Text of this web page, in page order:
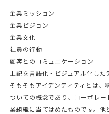
企業ミッション
企業ビジョン
企業文化
社員の行動
顧客とのコミュニケーション
上記を言語化・ビジュアル化した
そもそもアイデンティティとは、
ついての概念であり、コーポレー
業組織に当てはめたものです。